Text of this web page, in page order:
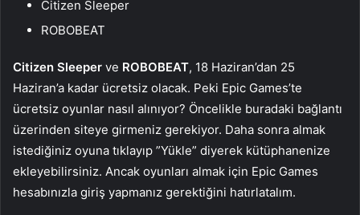
Citizen Sleeper
ROBOBEAT
Citizen Sleeper ve ROBOBEAT, 18 Haziran’dan 25
Haziran’a kadar ücretsiz olacak. Peki Epic Games’te
ücretsiz oyunlar nasıl alınıyor? Öncelikle buradaki bağlantı
üzerinden siteye girmeniz gerekiyor. Daha sonra almak
istediğiniz oyuna tıklayıp ”Yükle” diyerek kütüphanenize
ekleyebilirsiniz. Ancak oyunları almak için Epic Games
hesabınızla giriş yapmanız gerektiğini hatırlatalım.